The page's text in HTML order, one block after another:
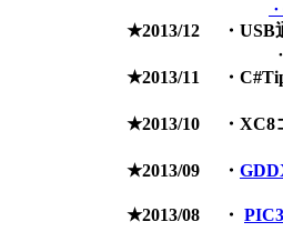
★2013/12 ・USB
・
★2013/11 ・
★2013/10 ・XC8
★2013/09 ・
★2013/08 ・